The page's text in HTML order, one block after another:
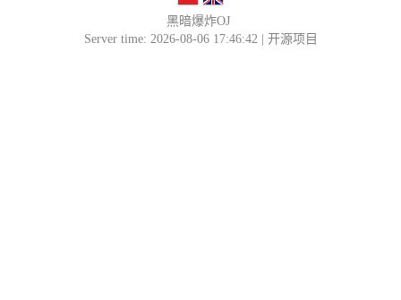
黑暗爆炸OJ
Server time: 2026-08-06 17:46:42 | 开源项目